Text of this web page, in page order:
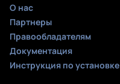
О нас
Партнеры
Правообладателям
Документация
Инструкция по установке